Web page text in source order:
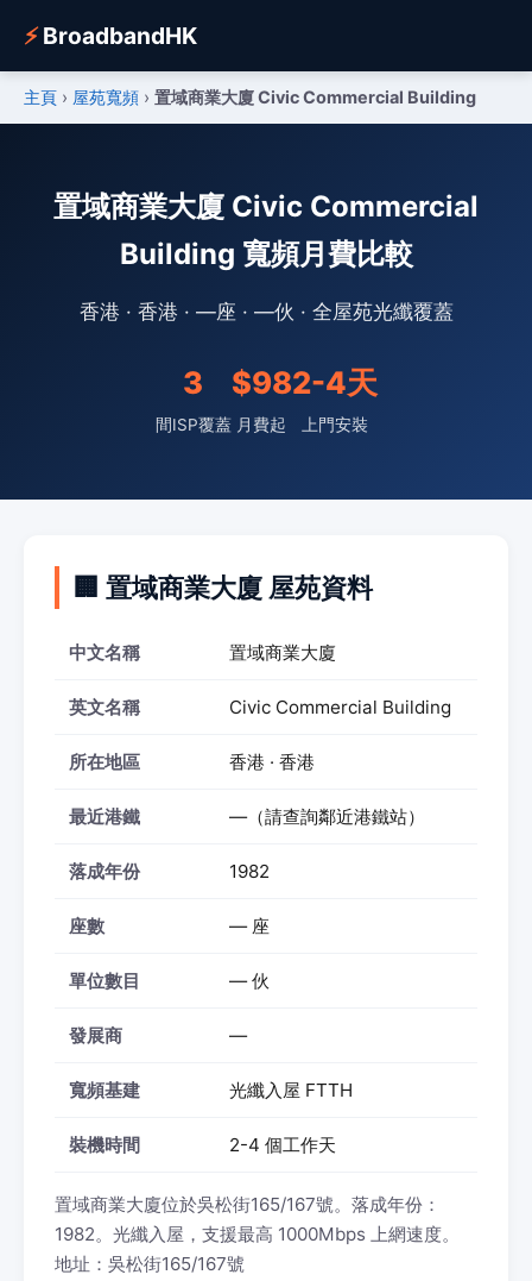
⚡BroadbandHK
主頁 › 屋苑寬頻 › 置域商業大廈 Civic Commercial Building
置域商業大廈 Civic Commercial
Building 寬頻月費比較
香港 · 香港 · —座 · —伙 · 全屋苑光纖覆蓋
3
間ISP覆蓋
$98
月費起
2-4天
上門安裝
🏢 置域商業大廈 屋苑資料
中文名稱 置域商業大廈
英文名稱 Civic Commercial Building
所在地區 香港 · 香港
最近港鐵 —（請查詢鄰近港鐵站）
落成年份 1982
座數 — 座
單位數目 — 伙
發展商 —
寬頻基建 光纖入屋 FTTH
裝機時間 2-4 個工作天
置域商業大廈位於吳松街165/167號。落成年份：
1982。光纖入屋，支援最高 1000Mbps 上網速度。
地址：吳松街165/167號